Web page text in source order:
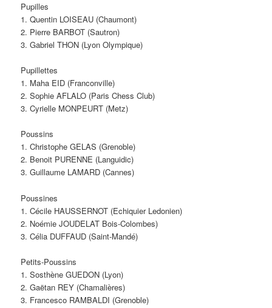
Pupilles
1. Quentin LOISEAU (Chaumont)
2. Pierre BARBOT (Sautron)
3. Gabriel THON (Lyon Olympique)
Pupillettes
1. Maha EID (Franconville)
2. Sophie AFLALO (Paris Chess Club)
3. Cyrielle MONPEURT (Metz)
Poussins
1. Christophe GELAS (Grenoble)
2. Benoit PURENNE (Languidic)
3. Guillaume LAMARD (Cannes)
Poussines
1. Cécile HAUSSERNOT (Echiquier Ledonien)
2. Noémie JOUDELAT Bois-Colombes)
3. Célia DUFFAUD (Saint-Mandé)
Petits-Poussins
1. Sosthène GUEDON (Lyon)
2. Gaëtan REY (Chamalières)
3. Francesco RAMBALDI (Grenoble)